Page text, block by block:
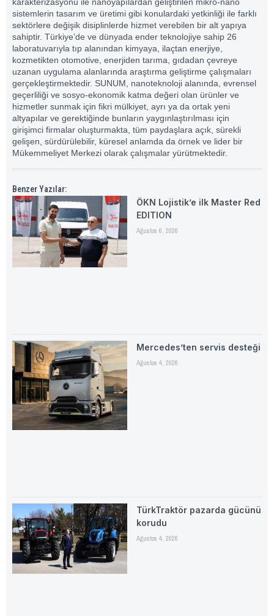
sistemlerin tasarım ve üretimi gibi konulardaki yetkinliği ile farklı
sektörlere değişik disiplinlerde hizmet verebilen bir alt yapıya
sahiptir. Türkiye’de ve dünyada ender teknolojiye sahip 26
laboratuvarıyla tıp alanından kimyaya, ilaçtan enerjiye,
kozmetikten otomotive, enerjiden tarıma, gıdadan çevreye
uzanan uygulama alanlarında araştırma geliştirme çalışmaları
gerçekleştirmektedir. SUNUM, nanoteknoloji alanında, evrensel
geçerliliği ve sosyo-ekonomik katma değeri olan ürünler ve
hizmetler sunmak için fikri mülkiyet, ayrı ya da ortak yeni
altyapılar ve gerektiğinde bunların yaygınlaştırılması için
girişimci firmalar oluşturmakta, tüm paydaşlara açık, sürekli
gelişen, sürdürülebilir, küresel anlamda da örnek ve lider bir
Mükemmeliyet Merkezi olarak çalışmalar yürütmektedir.
Benzer Yazılar:
ÖKN Lojistik’e ilk Master Red
EDITION
Ağustos 6, 2026
Mercedes’ten servis desteği
Ağustos 4, 2026
TürkTraktör pazarda gücünü
korudu
Ağustos 4, 2026